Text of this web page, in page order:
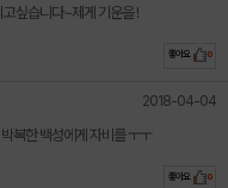
싶습니다~제게 기운을 !
좋아요 0
2018-04-04
복한 백성에게 자비를 ㅜㅜ
좋아요 0